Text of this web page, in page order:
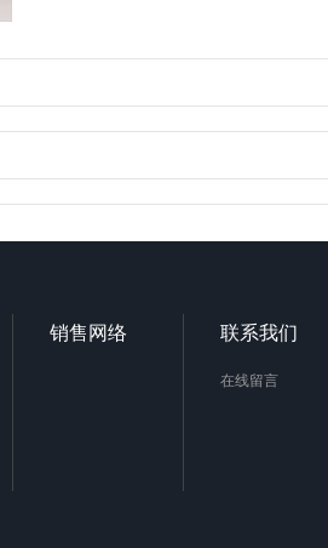
销售网络 联系我们
在线留言